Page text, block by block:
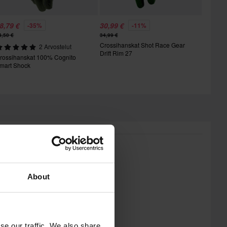
About
€ -35%
€
2 Arvostelut
100% Cognito
Shock
30,99 € -11%
34,99 €
Crossihanskat Shot Race Gear
Drift Rim 27